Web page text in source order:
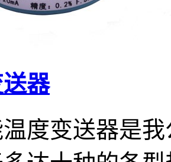
器
度变送器是